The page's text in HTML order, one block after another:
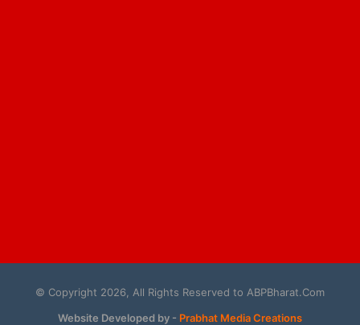
© Copyright 2026, All Rights Reserved to ABPBharat.Com
Website Developed by - Prabhat Media Creations